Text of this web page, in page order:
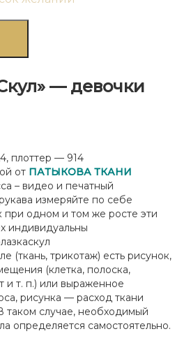
— девочки
плоттер — 914
от ПАТЫКОВА ТКАНИ
– видео и печатный
измеряйте по себе
при одном и том же росте эти
индивидуальны
(ткань, трикотаж) есть рисунок,
(клетка, полоска,
и т. п.) или выраженное
рисунка — расход ткани
таком случае, необходимый
определяется самостоятельно.